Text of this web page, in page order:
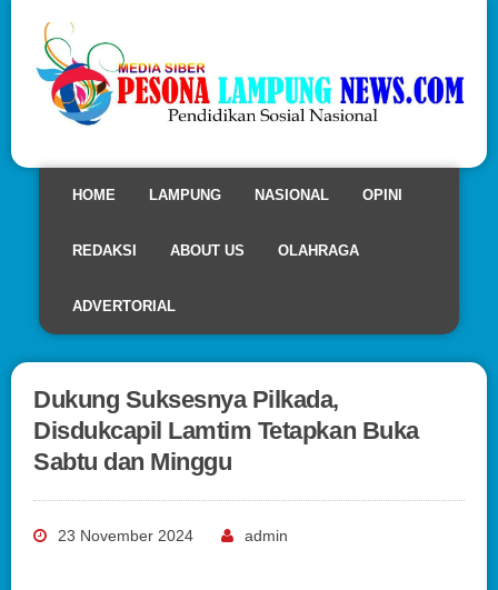
HOME LAMPUNG NASIONAL OPINI
REDAKSI ABOUT US OLAHRAGA
ADVERTORIAL
Dukung Suksesnya Pilkada,
Disdukcapil Lamtim Tetapkan Buka
Sabtu dan Minggu
23 November 2024 admin